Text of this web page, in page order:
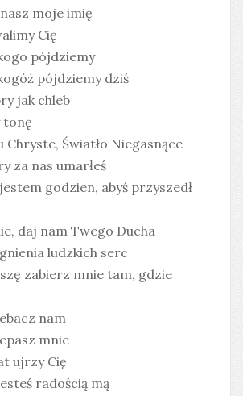
moje imię
Cię
pójdziemy
pójdziemy dziś
jak chleb
tonę
Chryste, Światło Niegasnące
za nas umarłeś
godzien, abyś przyszedł
daj nam Twego Ducha
ludzkich serc
zabierz mnie tam, gdzie
nam
mnie
ujrzy Cię
radością mą